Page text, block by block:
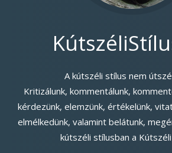
A kútszéli stílus nem
Kritizálunk, kommentálunk,
kérdezünk, elemzünk, értékelünk,
elmélkedünk, valamint belátunk,
kútszéli stílusban a